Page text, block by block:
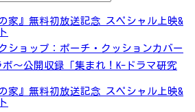
家』無料初放送記念 スペシャル上映&
ショップ：ポーチ・クッションカバー
ボ～公開収録「集まれ！K-ドラマ研究
家』無料初放送記念 スペシャル上映&